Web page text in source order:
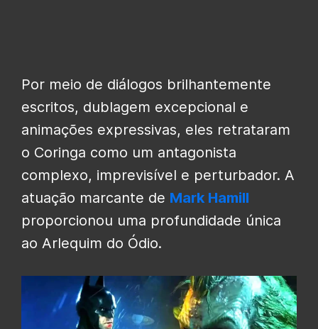
Por meio de diálogos brilhantemente
escritos, dublagem excepcional e
animações expressivas, eles retrataram
o Coringa como um antagonista
complexo, imprevisível e perturbador. A
atuação marcante de Mark Hamill
proporcionou uma profundidade única
ao Arlequim do Ódio.